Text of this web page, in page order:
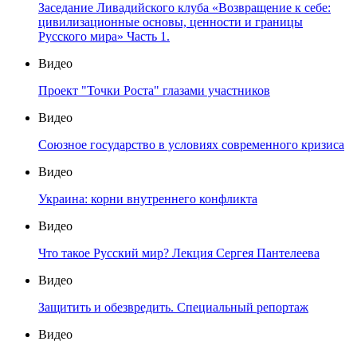
Заседание Ливадийского клуба «Возвращение к себе:
цивилизационные основы, ценности и границы
Русского мира» Часть 1.
Видео
Проект "Точки Роста" глазами участников
Видео
Союзное государство в условиях современного кризиса
Видео
Украина: корни внутреннего конфликта
Видео
Что такое Русский мир? Лекция Сергея Пантелеева
Видео
Защитить и обезвредить. Специальный репортаж
Видео